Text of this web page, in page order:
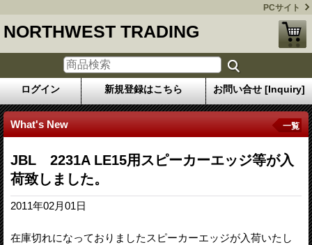
PCサイト
NORTHWEST TRADING
ログイン 新規登録はこちら お問い合せ [Inquiry]
What's New 一覧
JBL 2231A LE15用スピーカーエッジ等が入
荷致しました。
2011年02月01日
在庫切れになっておりましたスピーカーエッジが入荷いたし